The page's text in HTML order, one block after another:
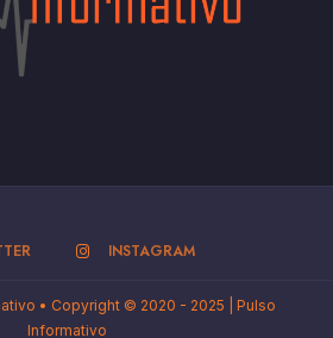
INSTAGRAM
• Copyright © 2020 - 2025 | Pulso
Informativo